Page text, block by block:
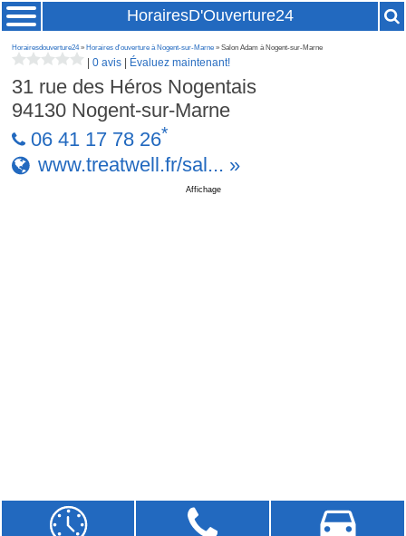
HorairesD'Ouverture24
Horairesdouverture24» Horaires d'ouverture à Nogent-sur-Marne » Salon Adam à Nogent-sur-Marne
|0 avis Évaluez maintenant!
31 rue des Héros Nogentais
94130 Nogent-sur-Marne
06 41 17 78 26*
www.treatwell.fr/sal... »
Affichage